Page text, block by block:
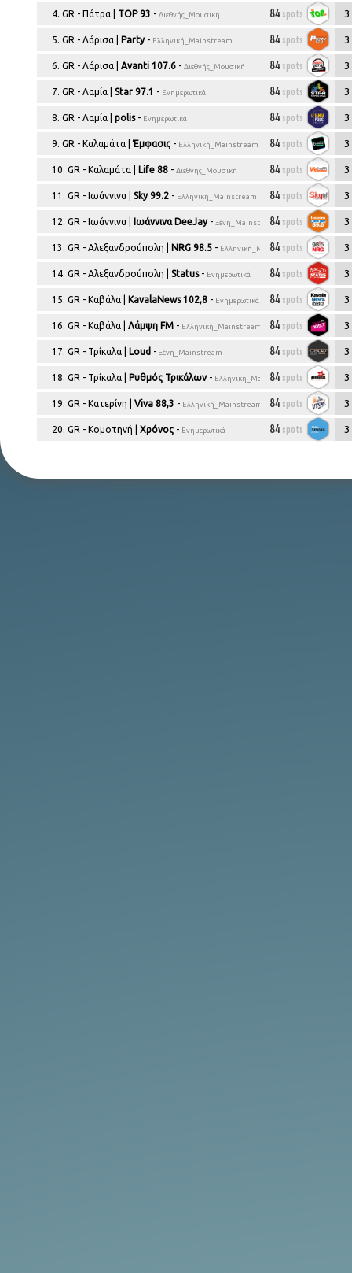
ΡΑΔΙΟΦΩΝΙΚΟΣ ΧΑΡΤΗΣ
ΕΥΡΩΠΗΣ
UKRAINE
MOLDOVA
+Όλες οι εκπομπές της
ΔΕΙΤΕ ΤΑ ΠΛΑΝΑ: TOP-10
ΔΙΑΦΗΜΙΣΗΣ ΣΤΗΝ ΑΘΗΝΑ
Περιοχές αγροτικού - κτηνοτροφικού
4. GR - Πάτρα | TOP 93 - Διεθνής_Μουσική 84spots 3
5. GR - Λάρισα | Party- Ελληνική_Mainstream 84spots 3
6. GR - Λάρισα | Avanti 107.6 - Διεθνής_Μουσική 84spots 3
7. GR - Λαμία | Star 97.1 - Ενημερωτικά 84spots 3
8. GR - Λαμία | polis- Ενημερωτικά 84spots 3
9. GR - Καλαμάτα |Έμφασις - Ελληνική_Mainstream 84spots 3
10. GR - Καλαμάτα | Life 88 - Διεθνής_Μουσική 84spots 3
11. GR - Ιωάννινα | Sky 99.2 - Ελληνική_Mainstream 84spots 3
12. GR - Ιωάννινα | Ιωάννινα DeeJay- Ξένη_Mainstream
84spots 3
13. GR - Αλεξανδρούπολη | NRG 98.5 - Ελληνική_Mainstream
84spots 3
14. GR - Αλεξανδρούπολη | Status- Ενημερωτικά 84spots 3
15. GR - Καβάλα | KavalaNews 102,8 - Ενημερωτικά 84spots 3
16. GR - Καβάλα | Λάμψη FM - Ελληνική_Mainstream 84spots 3
17. GR - Τρίκαλα | Loud - Ξένη_Mainstream 84spots 3
18. GR - Τρίκαλα | Ρυθμός Τρικάλων- Ελληνική_Mainstream
84spots 3
19. GR - Κατερίνη | Viva 88,3 - Ελληνική_Mainstream 84spots 3
20. GR - Κομοτηνή | Χρόνος - Ενημερωτικά 84spots 3